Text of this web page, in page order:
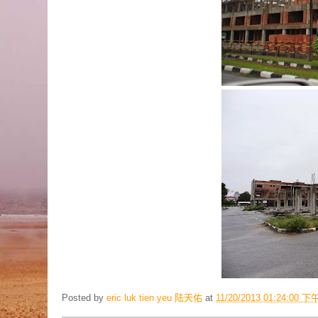
Posted by eric luk tien yeu 陆天佑 at 11/20/2013 01:24:00 下